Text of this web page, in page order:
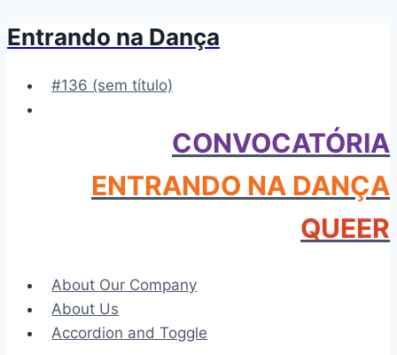
Pular
Conteúdo
Entrando na Dança
#136 (sem título)
CONVOCATÓRIA
ENTRANDO NA DANÇA
QUEER
About Our Company
About Us
Accordion and Toggle